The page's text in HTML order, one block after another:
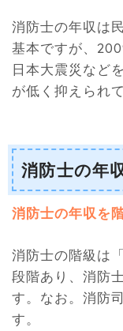
消防士の年収は
基本ですが、
日本大震災など
が低く抑えられ
消防士の年
消防士の年収を
消防士の階級は
段階あり、消防
す。なお。消防
す。